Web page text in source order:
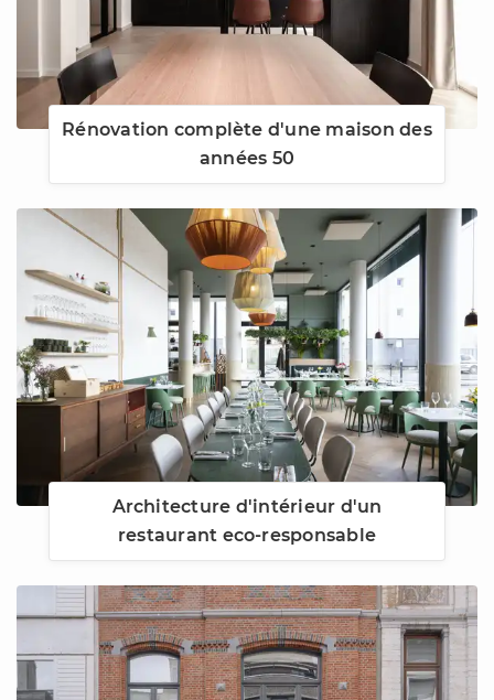
Rénovation complète d'une maison des
années 50
Architecture d'intérieur d'un
restaurant eco-responsable